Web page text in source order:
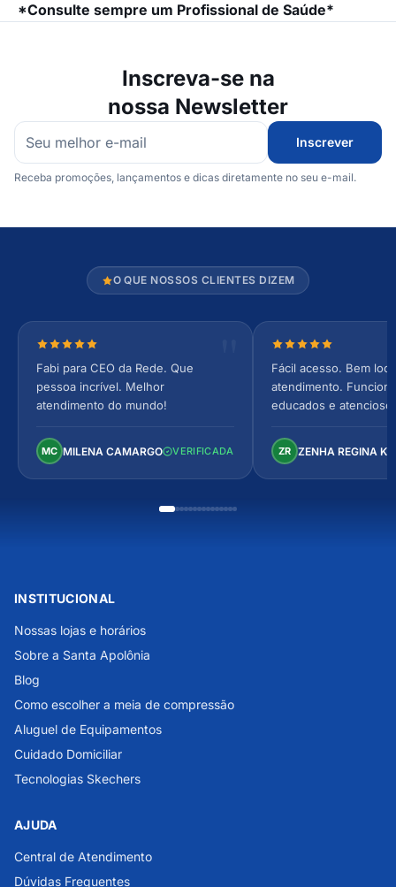
*Consulte sempre um Profissional de Saúde*
Inscreva-se na
nossa Newsletter
Inscrever
Receba promoções, lançamentos e dicas diretamente no seu e-mail.
O QUE NOSSOS CLIENTES DIZEM
Nota 5 de 5 estrelas
Fabi para CEO da Rede. Que
pessoa incrível. Melhor
atendimento do mundo!
MC MILENA CAMARGO VERIFICADA
Nota 5 de 5
Fácil acesso. Bem
atendimento.
educados e
Perfeito!
ZR ZENHA REGINA
INSTITUCIONAL
Nossas lojas e horários
Sobre a Santa Apolônia
Blog
Como escolher a meia de compressão
Aluguel de Equipamentos
Cuidado Domiciliar
Tecnologias Skechers
AJUDA
Central de Atendimento
Dúvidas Frequentes